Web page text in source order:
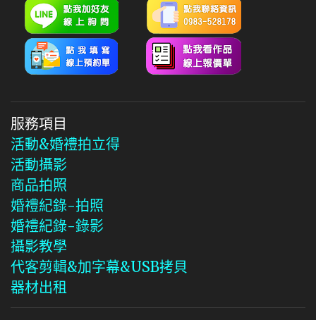
服務項目
活動&婚禮拍立得
活動攝影
商品拍照
婚禮紀錄-拍照
婚禮紀錄-錄影
攝影教學
代客剪輯&加字幕&USB拷貝
器材出租